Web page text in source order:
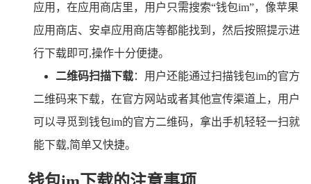
应用，在应用商店里，用户只需搜索“钱包im”，像苹果
应用商店、安卓应用商店等都能找到，然后按照提示进
行下载即可,操作十分便捷。
二维码扫描下载：用户还能通过扫描钱包im的官方
二维码来下载，在官方网站或者其他宣传渠道上，用户
可以寻觅到钱包im的官方二维码，拿出手机轻轻一扫就
能下载,简单又快捷。